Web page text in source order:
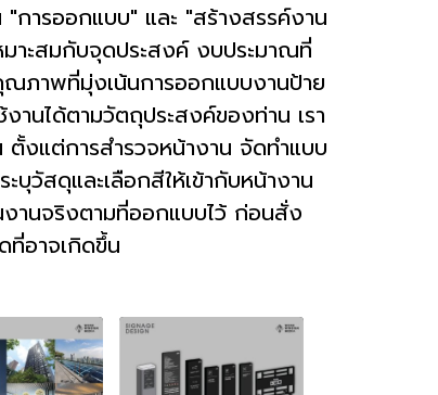
"การออกแบบ" และ "สร้างสรรค์งาน
าะสมกับจุดประสงค์ งบประมาณที่
ภาพที่มุ่งเน้นการออกแบบงานป้าย
านได้ตามวัตถุประสงค์ของท่าน เรา
ตั้งแต่การสำรวจหน้างาน จัดทำแบบ
บุวัสดุและเลือกสีให้เข้ากับหน้างาน
านจริงตามที่ออกแบบไว้ ก่อนสั่ง
อาจเกิดขึ้น